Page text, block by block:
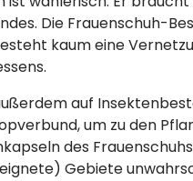
Die Frauenschuh-
kaum eine
auf
um zu den
des
Gebiete